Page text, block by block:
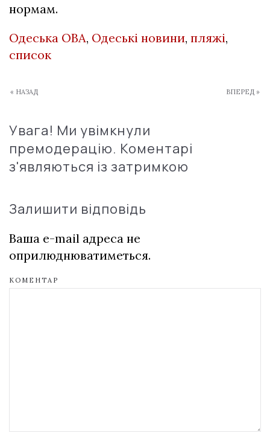
нормам.
Одеська ОВА, Одеські новини, пляжі,
список
« НАЗАД ВПЕРЕД »
Увага! Ми увімкнули
премодерацію. Коментарі
з'являються із затримкою
Залишити відповідь
Ваша e-mail адреса не
оприлюднюватиметься.
КОМЕНТАР